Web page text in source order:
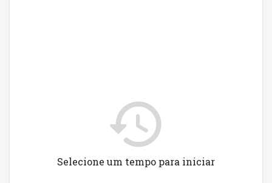
Selecione um tempo para iniciar